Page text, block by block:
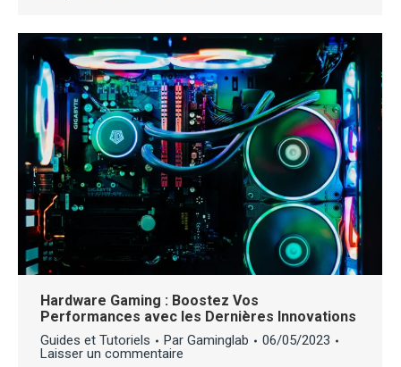
Hardware Gaming : Boostez Vos
Performances avec les Dernières Innovations
Guides et Tutoriels Par Gaminglab
06/05/2023
Laisser un commentaire